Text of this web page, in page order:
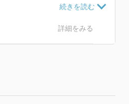
イレベルのゴルフを楽しむ
詳細をみる